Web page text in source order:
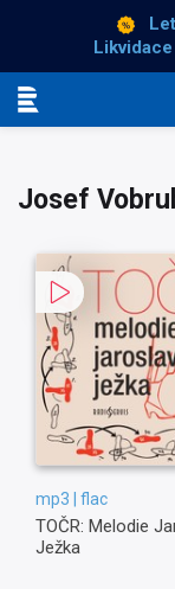
Josef
mp3 | flac
TOČR: Melodie
Ježka